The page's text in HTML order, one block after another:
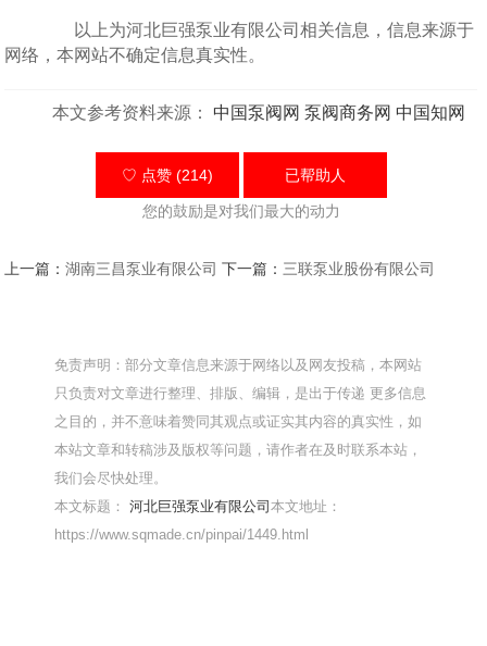
以上为河北巨强泵业有限公司相关信息，信息来源于
网络，本网站不确定信息真实性。
本文参考资料来源： 中国泵阀网 泵阀商务网 中国知网
♡ 点赞 (214) 已帮助 人
您的鼓励是对我们最大的动力
上一篇：湖南三昌泵业有限公司 下一篇： 三联泵业股份有限公司
免责声明：部分文章信息来源于网络以及网友投稿，本网站
只负责对文章进行整理、排版、编辑，是出于传递 更多信息
之目的，并不意味着赞同其观点或证实其内容的真实性，如
本站文章和转稿涉及版权等问题，请作者在及时联系本站，
我们会尽快处理。
本文标题：河北巨强泵业有限公司本文地址：
https://www.sqmade.cn/pinpai/1449.html